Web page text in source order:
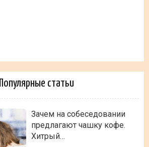
Популярные статьи
Зачем на собеседовании
предлагают чашку кофе.
Хитрый…